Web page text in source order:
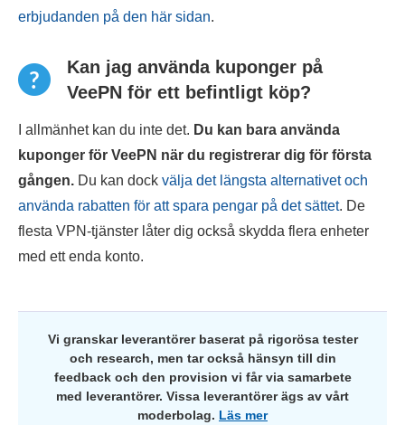
erbjudanden på den här sidan.
Kan jag använda kuponger på
VeePN för ett befintligt köp?
I allmänhet kan du inte det. Du kan bara använda
kuponger för VeePN när du registrerar dig för första
gången. Du kan dock välja det längsta alternativet och
använda rabatten för att spara pengar på det sättet. De
flesta VPN-tjänster låter dig också skydda flera enheter
med ett enda konto.
Vi granskar leverantörer baserat på rigorösa tester
och research, men tar också hänsyn till din
feedback och den provision vi får via samarbete
med leverantörer. Vissa leverantörer ägs av vårt
moderbolag. Läs mer